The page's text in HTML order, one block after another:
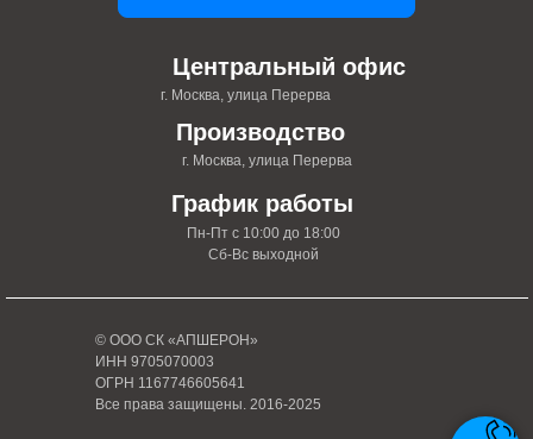
© ООО СК «АПШЕРОН»
ИНН 9705070003
ОГРН 1167746605641
Все права защищены. 2016-2025
Центральный офис
г. Москва, улица Перерва
График работы
Пн-Пт с 10:00 до 18:00
Сб-Вс выходной
Производство
г. Москва, улица Перерва